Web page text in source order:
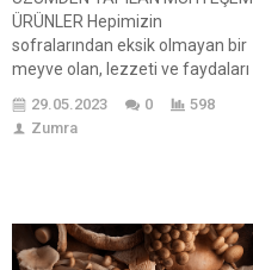
ÜRÜNLER Hepimizin
sofralarından eksik olmayan bir
meyve olan, lezzeti ve faydaları
ürünleri inceleyeceğiz. Üzüm,
içerdiği besleyici bileşenler ve
olarak değil, aynı zamanda
ondan elde edilen çeşitli ve
29.05.2023 0
598
Zumra